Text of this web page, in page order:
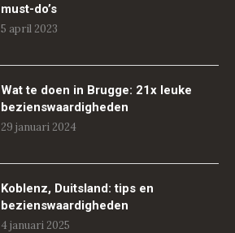
must-do’s
5 april 2023
Wat te doen in Brugge: 21x leuke
bezienswaardigheden
29 januari 2024
Koblenz, Duitsland: tips en
bezienswaardigheden
4 januari 2025